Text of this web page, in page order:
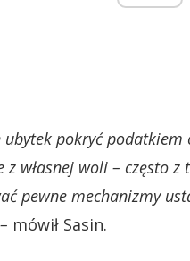
pokryć
z własnej woli – często
pewne mechanizmy
mówił Sasin.